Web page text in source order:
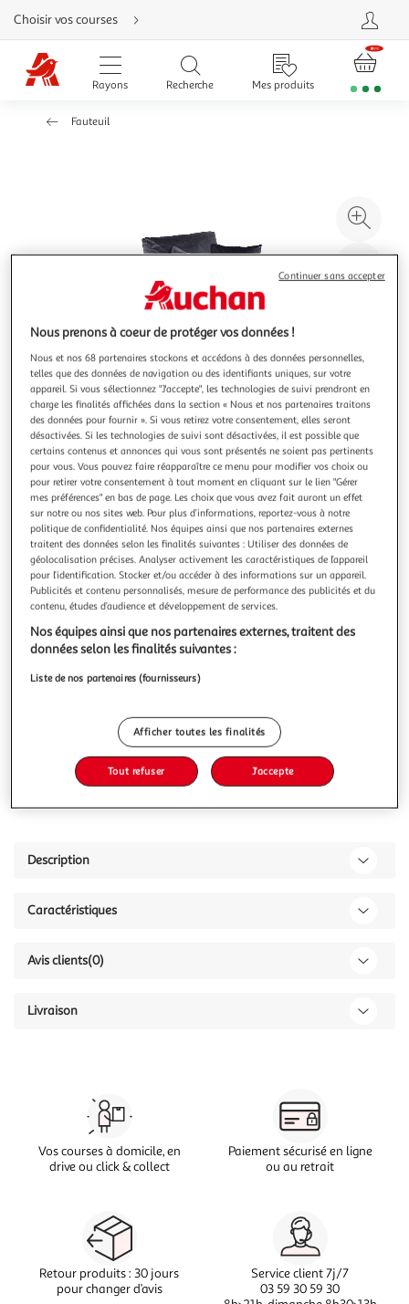
Aller
directement
au
contenu
Aller
directement
Aller
d'aide
Choisir vos courses
Rayons Recherche Mes produits
Fauteuil
à
Illustration
précédente
Illustration
suivante
PARIS PRIX
Fauteuil en velours sofia 104cm gris foncé
Informations Techniques : Dimensions : L. 104 x l. 92 x H. 82
cm Assise : L. 80 x l. 58 x H. 44,5 cm Accoudoirs : l. 12 x H.
51 cm Matières : Revêtement : Polyester Piètement : Acier
Spécificités : Moderne & Élégant Fauteuil design Tissu
velours 2 coussins inclus Poids : 27 kg Couleur : Gris Foncé
En savoir +
Vendu par Paris Prix
Livraison dès 1/2 semaines
49,99€
471,99€
Ajouter au panier
Ajouter à une liste
Description
Caractéristiques
Avis clients(0)
Livraison
Vos courses à domicile, en
drive ou click & collect
Paiement sécurisé en ligne
ou au retrait
Retour produits : 30 jours
pour changer d’avis
Service client 7j/7
03 59 30 59 30
Nous prenons à coeur de protéger vos données !
Nous et nos 68 partenaires stockons et accédons à des données personnelles,
telles que des données de navigation ou des identifiants uniques, sur votre
appareil. Si vous sélectionnez "J'accepte", les technologies de suivi prendront en
charge les finalités affichées dans la section « Nous et nos partenaires traitons
des données pour fournir ». Si vous retirez votre consentement, elles seront
désactivées. Si les technologies de suivi sont désactivées, il est possible que
certains contenus et annonces qui vous sont présentés ne soient pas pertinents
pour vous. Vous pouvez faire réapparaître ce menu pour modifier vos choix ou
pour retirer votre consentement à tout moment en cliquant sur le lien "Gérer
mes préférences" en bas de page. Les choix que vous avez fait auront un effet
sur notre ou nos sites web. Pour plus d’informations, reportez-vous à notre
politique de confidentialité. Nos équipes ainsi que nos partenaires externes
traitent des données selon les finalités suivantes : Utiliser des données de
géolocalisation précises. Analyser activement les caractéristiques de l’appareil
pour l’identification. Stocker et/ou accéder à des informations sur un appareil.
Publicités et contenu personnalisés, mesure de performance des publicités et du
contenu, études d’audience et développement de services.
Nos équipes ainsi que nos partenaires externes, traitent des
données selon les finalités suivantes :
Liste de nos partenaires (fournisseurs)
Afficher toutes les finalités
Tout refuser J'accepte
Continuer sans accepter